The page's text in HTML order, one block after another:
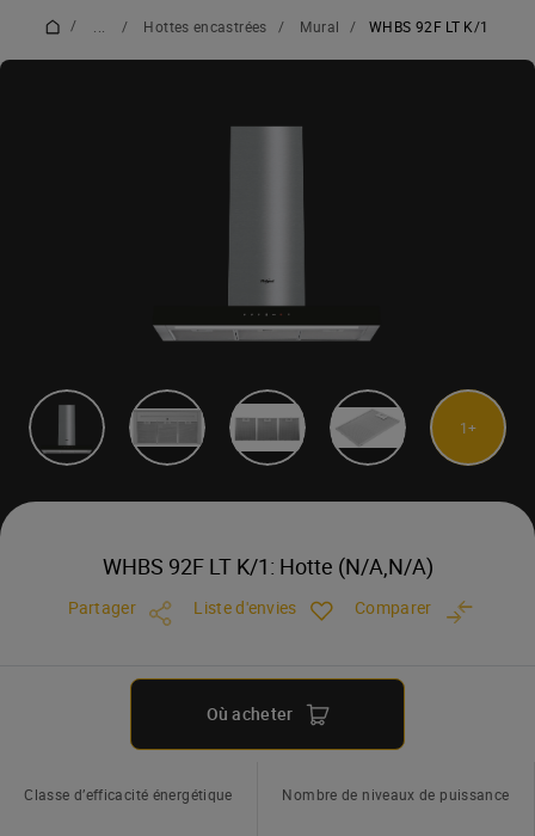
/ / Hottes encastrées / Mural / WHBS 92F LT K/1
1
WHBS 92F LT K/1: Hotte (N/A,N/A)
Partager Liste d'envies Comparer
Où acheter
Classe d’efficacité énergétique Nombre de niveaux de puissance